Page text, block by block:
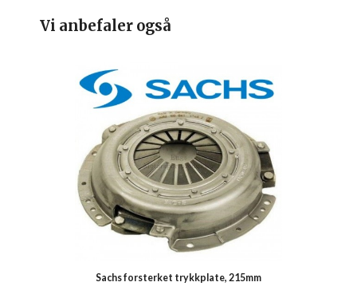
Vi anbefaler også
Sachs forsterket trykkplate, 215mm